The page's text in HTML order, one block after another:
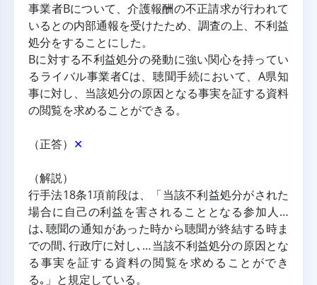
事業者Bについて、介護報酬の不正請求が行われて
いるとの内部通報を受けたため、調査の上、不利益
処分をすることにした。
Bに対する不利益処分の発動に強い関心を持ってい
るライバル事業者Cは、聴聞手続において、A県知
事に対し、当該処分の原因となる事実を証する資料
の閲覧を求めることができる。
（正答） ✕
（解説）
行手法18条1項前段は、「当該不利益処分がされた
場合に自己の利益を害されることとなる参加人…
は､聴聞の通知があった時から聴聞が終結する時ま
での間､行政庁に対し､…当該不利益処分の原因とな
る事実を証する資料の閲覧を求めることができ
る｡」と規定している。